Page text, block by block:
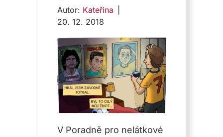
Autor: Kateřina
20. 12. 2018
V Poradně pro nelátkové